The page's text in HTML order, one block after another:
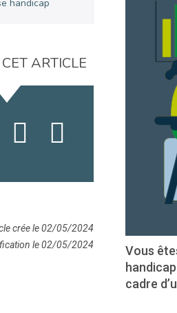
Vous
cadre
handicap
ARTICLE
crée le 02/05/2024
le 02/05/2024